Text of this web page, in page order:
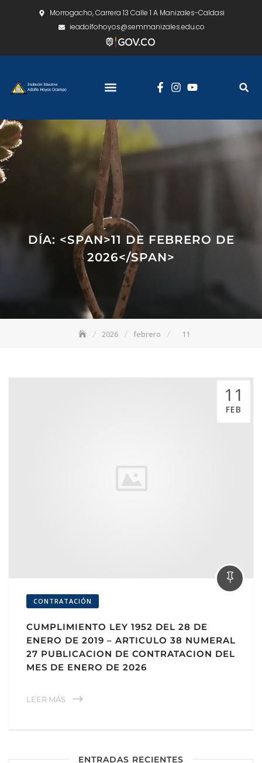
Morrogacho, Carrera 13 Calle 1 A Manizales-Caldas
ieadolfohoyos@semmanizales.edu.co
DÍA: <SPAN>11 DE FEBRERO DE
2026</SPAN>
2026 febrero 11
11
FEB
CONTRATACIÓN
CUMPLIMIENTO LEY 1952 DEL 28 DE
ENERO DE 2019 – ARTICULO 38 NUMERAL
27 PUBLICACION DE CONTRATACION DEL
MES DE ENERO DE 2026
LEER MÁS
ENTRADAS RECIENTES